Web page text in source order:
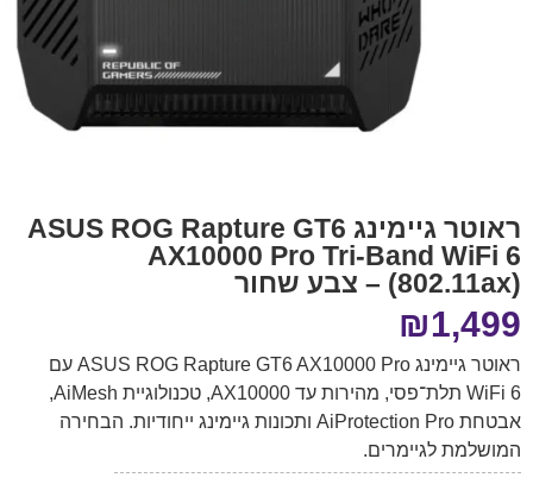
ראוטר גיימינג ASUS ROG Rapture GT6
AX10000 Pro Tri-Band WiFi 6
(802.11ax) – צבע שחור
₪1,499
ראוטר גיימינג ASUS ROG Rapture GT6 AX10000 Pro עם
WiFi 6 תלת־פסי, מהירות עד ‎AX10000‎, טכנולוגיית AiMesh,
אבטחת AiProtection Pro ותכונות גיימינג ייחודיות. הבחירה
המושלמת לגיימרים.